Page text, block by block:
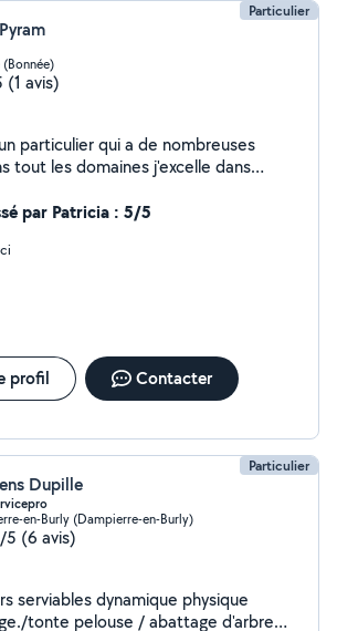
Particulier
(Bonnée)
(1 avis)
tout les domaines j'excelle dans
ou démonter des meubles etc Je
tout besoin
par Patricia : 5/5
profil Contacter
Particulier
Dupille
en-Burly (Dampierre-en-Burly)
5 (6 avis)
serviables dynamique physique